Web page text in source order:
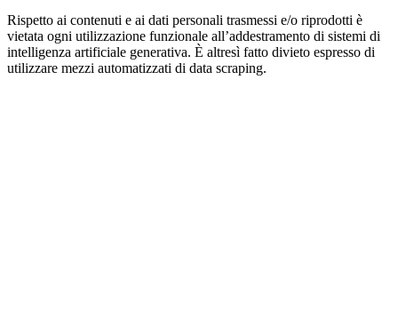
Rispetto ai contenuti e ai dati personali trasmessi e/o riprodotti è
vietata ogni utilizzazione funzionale all’addestramento di sistemi di
intelligenza artificiale generativa. È altresì fatto divieto espresso di
utilizzare mezzi automatizzati di data scraping.